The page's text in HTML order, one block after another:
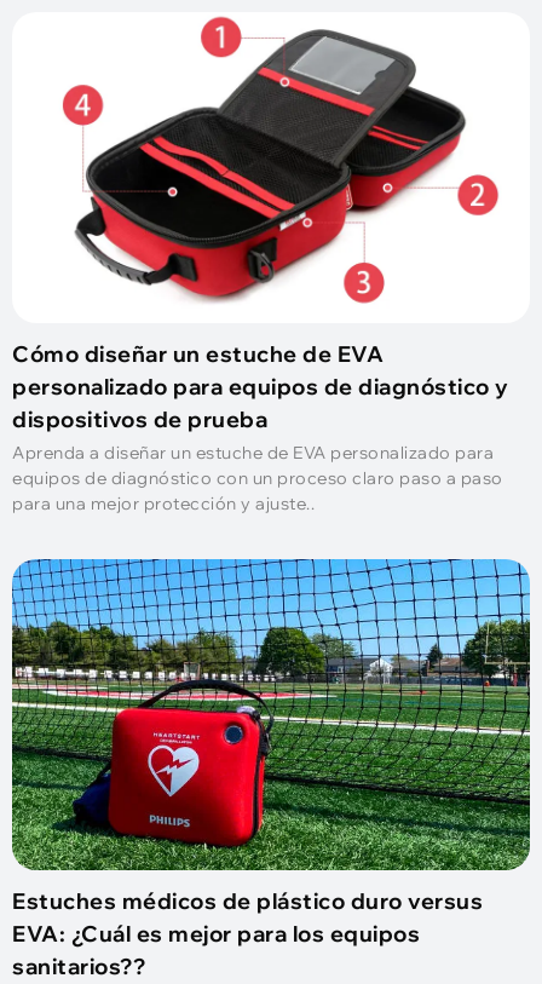
Cómo diseñar un estuche de EVA
personalizado para equipos de diagnóstico y
dispositivos de prueba
Aprenda a diseñar un estuche de EVA personalizado para
equipos de diagnóstico con un proceso claro paso a paso
para una mejor protección y ajuste..
Estuches médicos de plástico duro versus
EVA: ¿Cuál es mejor para los equipos
sanitarios??